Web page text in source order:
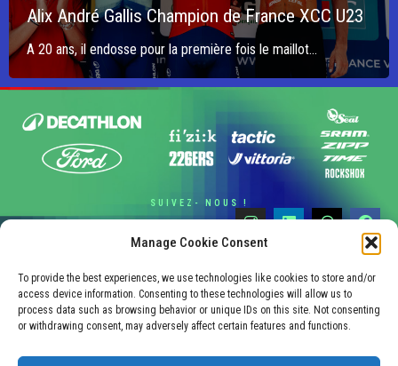
Manage Cookie Consent
To provide the best experiences, we use technologies like cookies to store and/or
access device information. Consenting to these technologies will allow us to
process data such as browsing behavior or unique IDs on this site. Not consenting
or withdrawing consent, may adversely affect certain features and functions.
Alix André Gallis Champion de France XCC U23
A 20 ans, il endosse pour la première fois le maillot...
SUIVEZ- NOUS !
© Decathlon Ford Racing Team | photos droits réservés
razorimages.com